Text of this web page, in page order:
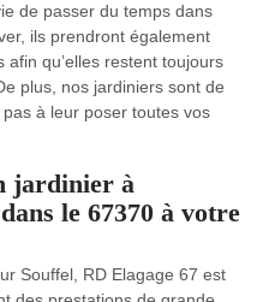
de passer du temps dans
ils prendront également
qu’elles restent toujours
plus, nos jardiniers sont de
à leur poser toutes vos
jardinier à
le 67370 à votre
Souffel, RD Elagage 67 est